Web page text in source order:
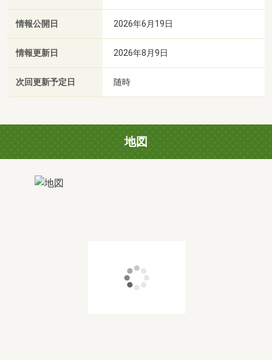
情報公開日 2026年6月19日
情報更新日 2026年8月9日
次回更新予定日 随時
地図